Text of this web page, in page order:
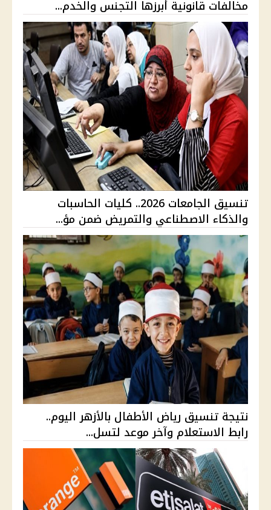
مخالفات قانونية أبرزها التجنس والخدم...
تنسيق الجامعات 2026.. كليات الحاسبات
والذكاء الاصطناعي والتمريض ضمن مؤ...
نتيجة تنسيق رياض الأطفال بالأزهر اليوم..
رابط الاستعلام وآخر موعد لتسل...